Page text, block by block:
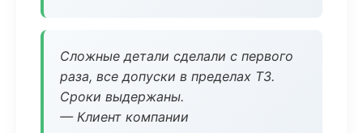
Сложные детали сделали с первого
раза, все допуски в пределах ТЗ.
Сроки выдержаны.
— Клиент компании